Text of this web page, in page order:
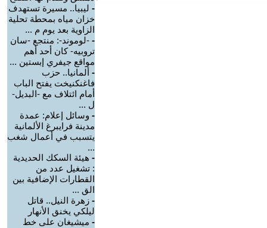
- ليبيا.. مسيرة تستهدف
خزان مياه بمحطة تحلية
الزاوية بعد يوم م ...
- -لوموند-: منتجع -سان
تروبيه- كان أحد أهم
مواقع جيفري إبستين ...
- ألمانيا.. حزب
فاغنكنيخت يفتح الباب
أمام ائتلاف مع -البديل-
ل ...
- وسائل إعلام: عمدة
مدينة فرايبرغ الألمانية
يتسبب في أعمال شغب
...
- هيئة السكك الحديدية
: تشغيل عدد من
القطارات الإضافية بين
الق ...
- زهرة النيل.. قاتل
ليلكي يخنق الأنهار
- ميشيغان على خط